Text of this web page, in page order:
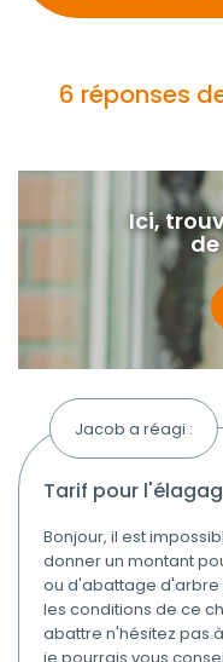
6 réponses
Ici,
Jacob a réagi :
tarif pour
Bonjour, il est
donner un montant
ou d'abattage d'arbre
les conditions de ce
abattre n'hésitez pas